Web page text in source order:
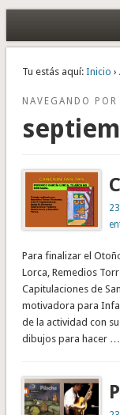
Tu estás aquí: Inicio
NAVEGANDO
Para finalizar el
Lorca, Remedios
Capitulaciones de
motivadora para
de la actividad con
dibujos para hacer …